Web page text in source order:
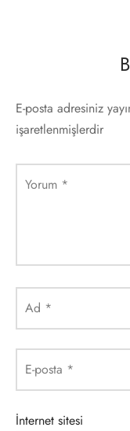
E-posta adresiniz
işaretlenmişlerdir
Yorum *
Ad *
E-posta *
İnternet sitesi